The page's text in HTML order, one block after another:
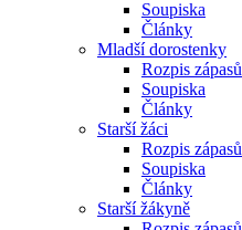
Soupiska
Články
Mladší dorostenky
Rozpis zápasů
Soupiska
Články
Starší žáci
Rozpis zápasů
Soupiska
Články
Starší žákyně